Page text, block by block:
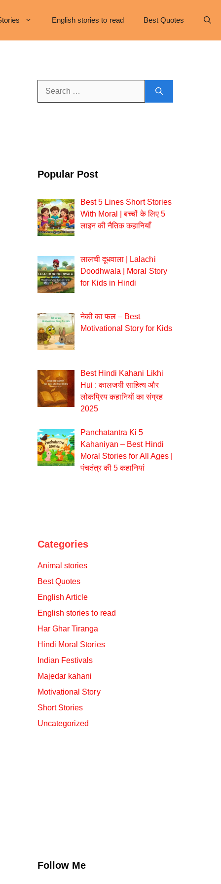
English stories to read Best Quotes
Popular Post
Best 5 Lines Short Stories
With Moral | बच्चों के लिए 5
लाइन की नैतिक कहानियाँ
लालची दूधवाला | Lalachi
Doodhwala | Moral Story
for Kids in Hindi
नेकी का फल – Best
Motivational Story for Kids
Best Hindi Kahani Likhi
Hui : कालजयी साहित्य और
लोकप्रिय कहानियों का संग्रह
2025
Panchatantra Ki 5
Kahaniyan – Best Hindi
Moral Stories for All Ages |
पंचतंत्र की 5 कहानियां
Categories
Animal stories
Best Quotes
English Article
English stories to read
Har Ghar Tiranga
Hindi Moral Stories
Indian Festivals
Majedar kahani
Motivational Story
Short Stories
Uncategorized
Follow Me